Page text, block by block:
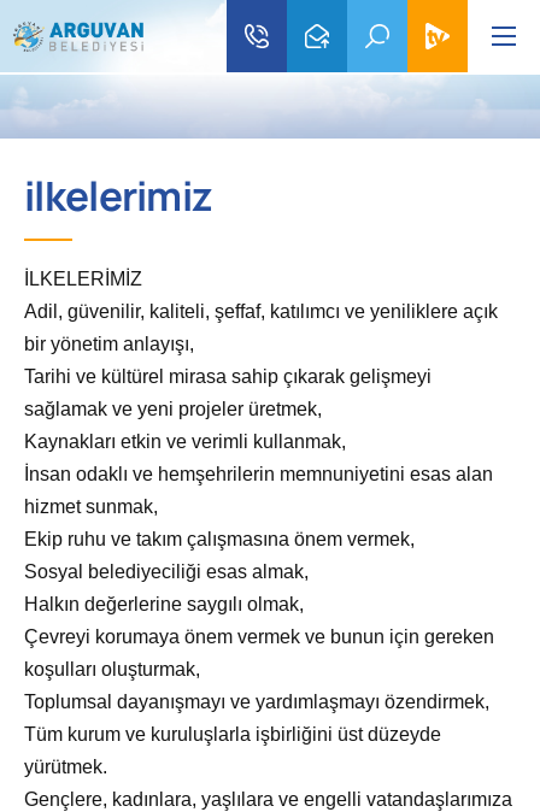
ilkelerimiz
İLKELERİMİZ
Adil, güvenilir, kaliteli, şeffaf, katılımcı ve yeniliklere açık
bir yönetim anlayışı,
Tarihi ve kültürel mirasa sahip çıkarak gelişmeyi
sağlamak ve yeni projeler üretmek,
Kaynakları etkin ve verimli kullanmak,
İnsan odaklı ve hemşehrilerin memnuniyetini esas alan
hizmet sunmak,
Ekip ruhu ve takım çalışmasına önem vermek,
Sosyal belediyeciliği esas almak,
Halkın değerlerine saygılı olmak,
Çevreyi korumaya önem vermek ve bunun için gereken
koşulları oluşturmak,
Toplumsal dayanışmayı ve yardımlaşmayı özendirmek,
Tüm kurum ve kuruluşlarla işbirliğini üst düzeyde
yürütmek.
Gençlere, kadınlara, yaşlılara ve engelli vatandaşlarımıza